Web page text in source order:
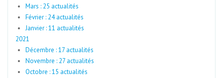
Mars : 25 actualités
Février : 24 actualités
Janvier : 11 actualités
2021
Décembre : 17 actualités
Novembre : 27 actualités
Octobre : 15 actualités